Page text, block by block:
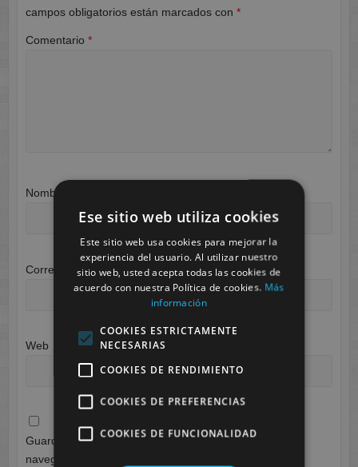
campos obligatorios están marcados con *
Comentario *
Nombre
Correo electrónico *
Web
Guarda mi nombre, correo electrónico y web en este
navegador para la próxima vez que comente.
Ese sitio web utiliza cookies
Este sitio web usa cookies para mejorar la
experiencia del usuario. Al utilizar nuestro
sitio web, usted acepta todas las cookies de
acuerdo con nuestra Política de cookies. Más
información
COOKIES ESTRICTAMENTE
NECESARIAS
COOKIES DE RENDIMIENTO
COOKIES DE PREFERENCIAS
COOKIES DE FUNCIONALIDAD